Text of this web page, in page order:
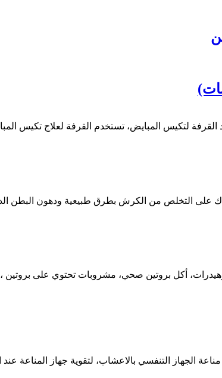
لتكيس المبايض، تستخدم القرفة لعلاج تكيس
على التخلص من الكرش بطرق طبيعية ودهون البطن
أكل بروتين صحي، مشروبات تحتوي على بروتين
الجهاز التنفسي بالاعشاب، لتقوية جهاز المناعة عند